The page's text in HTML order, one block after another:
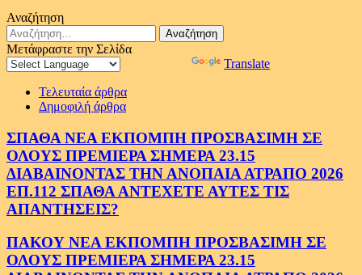
Αναζήτηση
Αναζήτηση
για:
Μετάφραστε την Σελίδα
Translate
Τελευταία άρθρα
Δημοφιλή άρθρα
ΣΠΑΘΑ ΝΕΑ ΕΚΠΟΜΠΗ ΠΡΟΣΒΑΣΙΜΗ ΣΕ
ΟΛΟΥΣ ΠΡΕΜΙΕΡΑ ΣΗΜΕΡΑ 23.15
ΔΙΑΒΑΙΝΟΝΤΑΣ ΤΗΝ ΑΝΟΠΑΙΑ ΑΤΡΑΠΟ 2026
ΕΠ.112 ΣΠΑΘΑ ΑΝΤΕΧΕΤΕ ΑΥΤΕΣ ΤΙΣ
ΑΠΑΝΤΗΣΕΙΣ?
ΠΑΚΟΥ ΝΕΑ ΕΚΠΟΜΠΗ ΠΡΟΣΒΑΣΙΜΗ ΣΕ
ΟΛΟΥΣ ΠΡΕΜΙΕΡΑ ΣΗΜΕΡΑ 23.15